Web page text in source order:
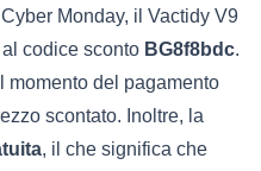
Monday, il Vactidy V9
codice sconto BG8f8bdc.
momento del pagamento
scontato. Inoltre, la
, il che significa che